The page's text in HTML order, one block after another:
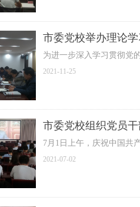
市委党校举办理论
为进一步深入学习贯彻党
2021-11-25
市委党校组织党员
7月1日上午，庆祝中国共
2021-07-02